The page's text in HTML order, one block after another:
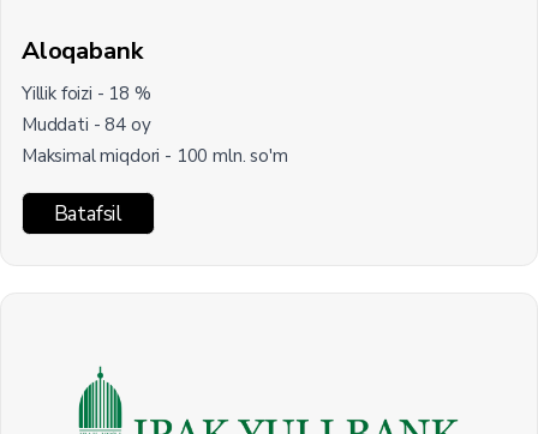
Aloqabank
Yillik foizi - 18 %
Muddati - 84 oy
Maksimal miqdori - 100 mln. so'm
Batafsil